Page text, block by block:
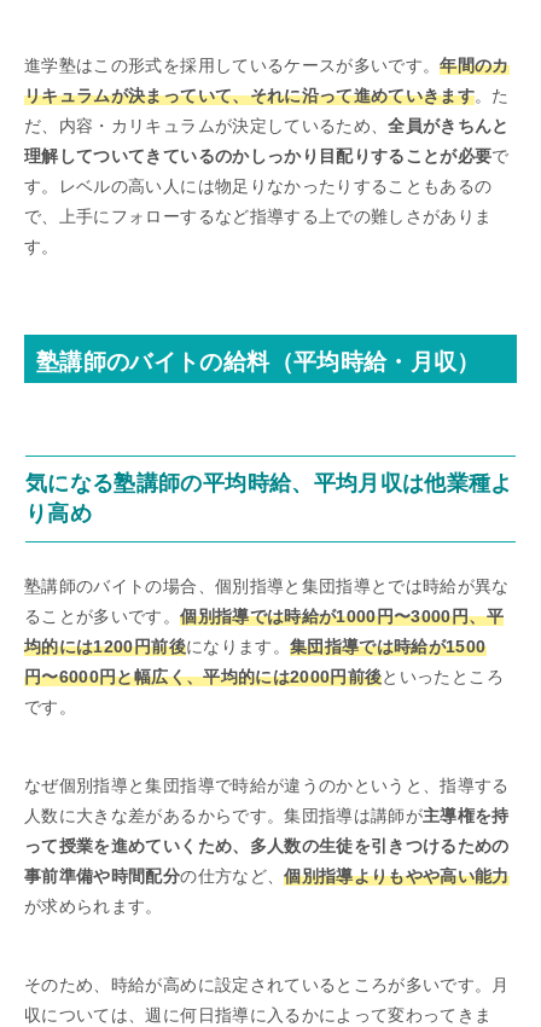
進学塾はこの形式を採用しているケースが多いです。年間のカ
リキュラムが決まっていて、それに沿って進めていきます。た
だ、内容・カリキュラムが決定しているため、全員がきちんと
理解してついてきているのかしっかり目配りすることが必要で
す。レベルの高い人には物足りなかったりすることもあるの
で、上手にフォローするなど指導する上での難しさがありま
す。
塾講師のバイトの給料（平均時給・月収）
気になる塾講師の平均時給、平均月収は他業種よ
り高め
塾講師のバイトの場合、個別指導と集団指導とでは時給が異な
ることが多いです。個別指導では時給が1000円〜3000円、平
均的には1200円前後になります。 集団指導では時給が1500
円〜6000円と幅広く、平均的には2000円前後といったところ
です。
なぜ個別指導と集団指導で時給が違うのかというと、指導する
人数に大きな差があるからです。集団指導は講師が主導権を持
って授業を進めていくため、多人数の生徒を引きつけるための
事前準備や時間配分の仕方など、個別指導よりもやや高い能力
が求められます。
そのため、時給が高めに設定されているところが多いです。月
収については、週に何日指導に入るかによって変わってきま